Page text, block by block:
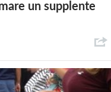
un supplente